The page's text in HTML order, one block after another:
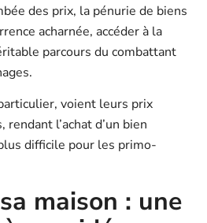
des prix, la pénurie de biens
acharnée, accéder à la
parcours du combattant
voient leurs prix
l’achat d’un bien
difficile pour les primo-
maison : une